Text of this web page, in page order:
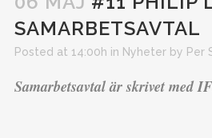
SAMARBETSAVTAL
Posted at 14:00h in Nyheter by Per
Samarbetsavtal är skrivet med